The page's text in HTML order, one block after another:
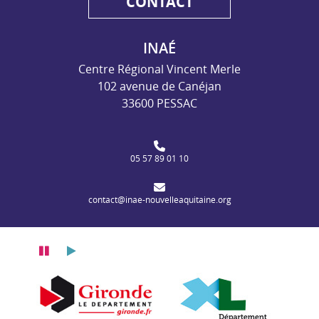
INAÉ
Centre Régional Vincent Merle
102 avenue de Canéjan
33600 PESSAC
05 57 89 01 10
contact@inae-nouvelleaquitaine.org
PauseLecture
de la Gironde
Département des Landes
Département de